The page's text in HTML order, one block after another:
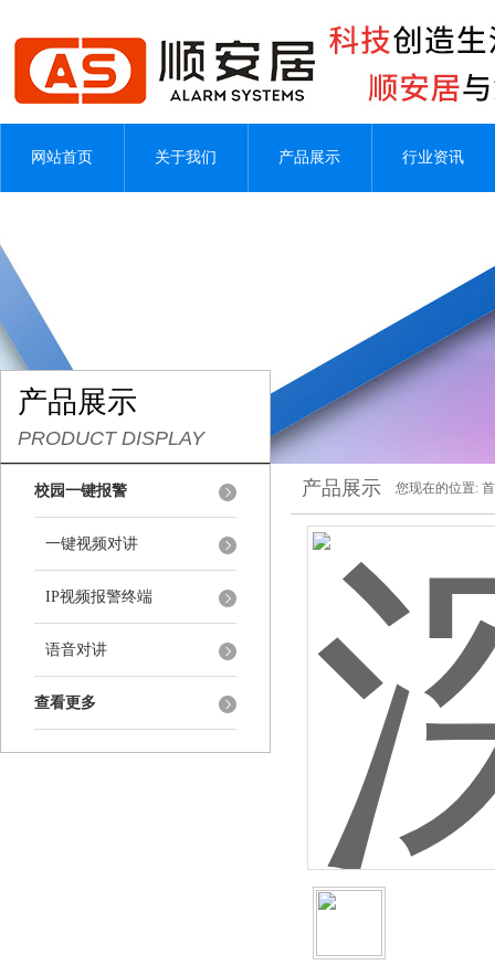
网站首页 关于我们 产品展示 行业资讯
产品展示
PRODUCT DISPLAY
校园一键报警
一键视频对讲
IP视频报警终端
语音对讲
查看更多
产品展示 您现在的位置: